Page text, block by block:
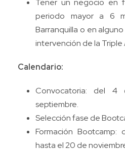
Tener un negocio en
periodo mayor a 6
Barranquilla o en
intervención de la Triple
Calendario:
Convocatoria: del
septiembre.
Selección fase de
Formación
hasta el 20 de